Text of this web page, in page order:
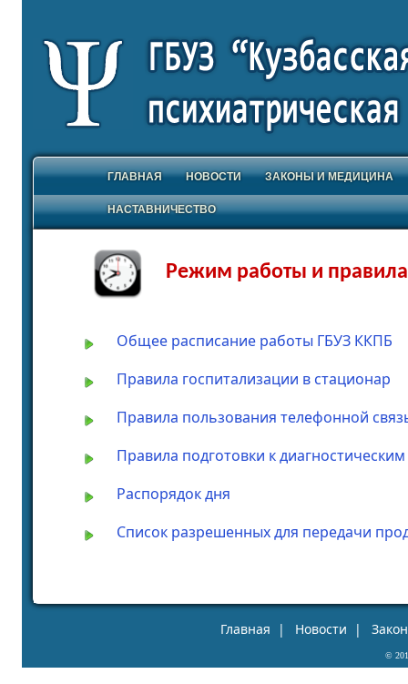
ГЛАВНАЯ НОВОСТИ ЗАКОНЫ И МЕДИЦИНА
НАСТАВНИЧЕСТВО
Режим работы и
Общее расписание работы ГБУЗ ККПБ
Правила госпитализации в стационар
Правила пользования телефонной
Правила подготовки к
Распорядок дня
Список разрешенных для передачи
Главная | Новости |
©